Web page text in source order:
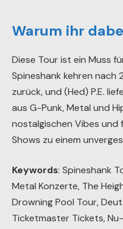
Warum ihr
Diese Tour ist ein Muss
Spineshank kehren nach
zurück, und (Hed) P.E.
aus G-Punk, Metal und
nostalgischen Vibes und
Shows zu einem
Keywords: Spineshank
Metal Konzerte, The
Drowning Pool Tour,
Ticketmaster Tickets,